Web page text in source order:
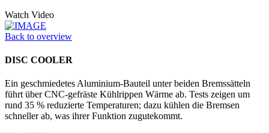
Watch Video
Back to overview
DISC COOLER
Ein geschmiedetes Aluminium-Bauteil unter beiden Bremssätteln
führt über CNC-gefräste Kühlrippen Wärme ab. Tests zeigen um
rund 35 % reduzierte Temperaturen; dazu kühlen die Bremsen
schneller ab, was ihrer Funktion zugutekommt.